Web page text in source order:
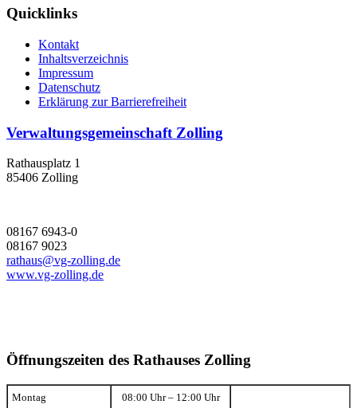
Quicklinks
Kontakt
Inhaltsverzeichnis
Impressum
Datenschutz
Erklärung zur Barrierefreiheit
Verwaltungsgemeinschaft Zolling
Rathausplatz 1
85406 Zolling
08167 6943-0
08167 9023
rathaus@vg-zolling.de
www.vg-zolling.de
Öffnungszeiten des Rathauses Zolling
Montag 08:00 Uhr – 12:00 Uhr